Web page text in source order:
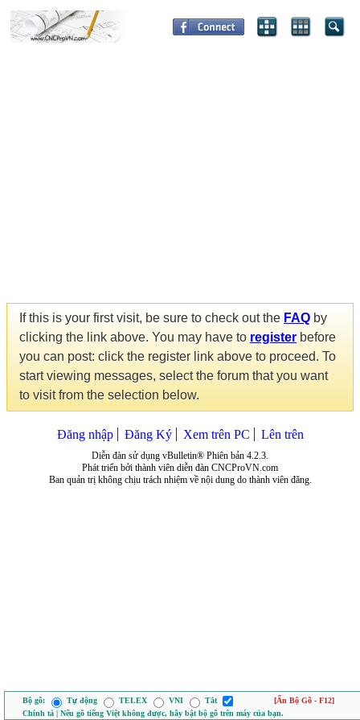
If this is your first visit, be sure to check out the FAQ by
clicking the link above. You may have to register before
you can post: click the register link above to proceed. To
start viewing messages, select the forum that you want
to visit from the selection below.
Đăng nhập Đăng Ký Xem trên PC Lên trên
Diễn đàn sử dụng vBulletin® Phiên bản 4.2.3.
Phát triển bởi thành viên diễn đàn CNCProVN.com
Ban quản trị không chịu trách nhiệm về nội dung do thành viên đăng.
Bộ gõ: Tự động TELEX VNI Tắt
[Ẩn Bộ Gõ - F12]
Chính tả | Nếu gõ tiếng Việt không được, hãy bật bộ gõ trên máy của bạn.